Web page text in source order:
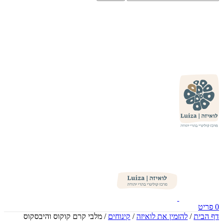
0 פריט
דף הבית / להזמין את לואיזה / קינוחים / מלבי קרם קוקוס והיבסקוס